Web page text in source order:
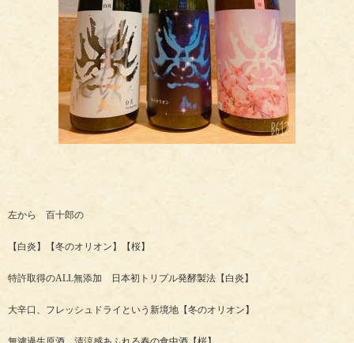
左から 百十郎の
【白炎】【冬のオリオン】【桜】
特許取得のALL無添加 日本初トリプル発酵製法【白炎】
大辛口、フレッシュドライという新境地【冬のオリオン】